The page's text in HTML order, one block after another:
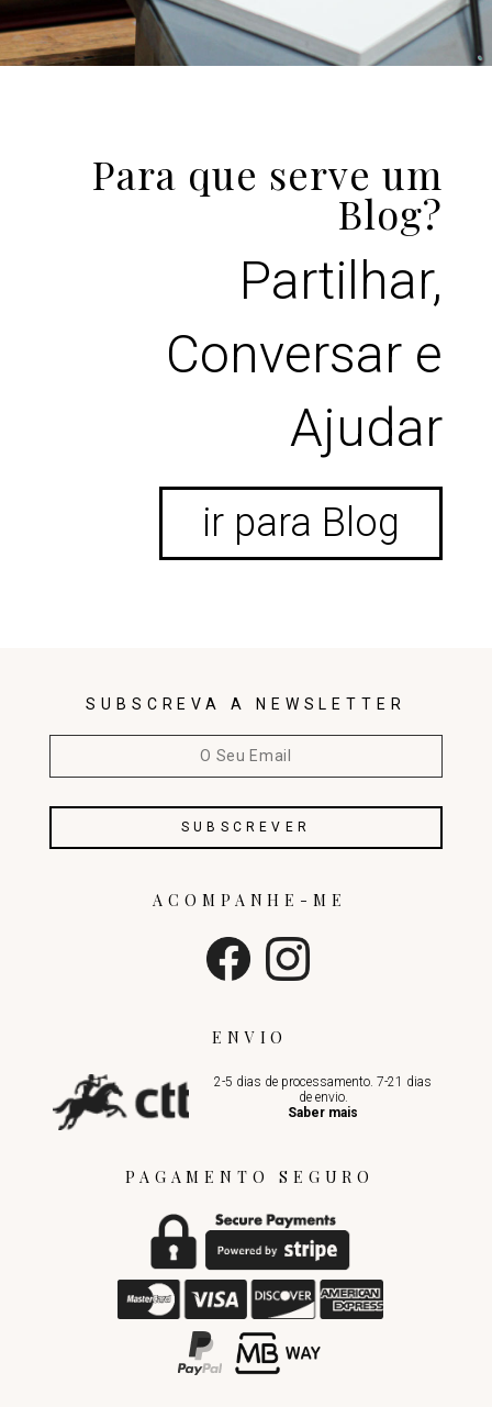
Para que serve um
Blog?
Partilhar,
Conversar e
Ajudar
ir para Blog
SUBSCREVA A NEWSLETTER
ENVIO
2-5 dias de processamento. 7-21 dias
de envio.
Saber mais
ACOMPANHE-ME
PAGAMENTO SEGURO